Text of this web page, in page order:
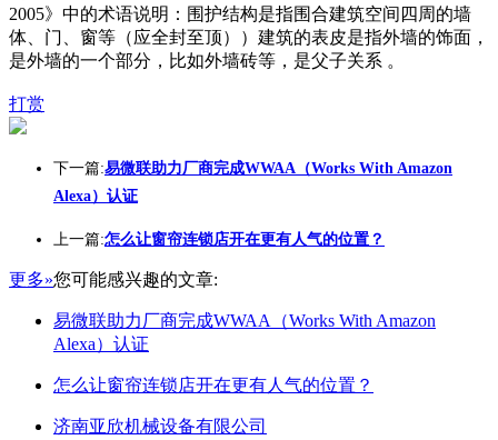
2005》中的术语说明：围护结构是指围合建筑空间四周的墙
体、门、窗等（应全封至顶））建筑的表皮是指外墙的饰面，
是外墙的一个部分，比如外墙砖等，是父子关系 。
打赏
下一篇:易微联助力厂商完成WWAA（Works With Amazon
Alexa）认证
上一篇:怎么让窗帘连锁店开在更有人气的位置？
更多»您可能感兴趣的文章:
易微联助力厂商完成WWAA（Works With Amazon
Alexa）认证
怎么让窗帘连锁店开在更有人气的位置？
济南亚欣机械设备有限公司